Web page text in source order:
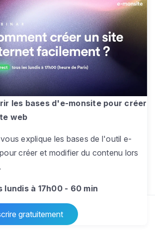
Internet
d'administration
entièrement le
pour créer un site web sur-mesure,
image
des pagessans limite pour
votre activité, votre passion
votre site dynamique
les bases d'e-monsite pour créer
web
explique les bases de l'outil e-
créer et modifier du contenu lors
lundis à 17h00 - 60 min
gratuitement